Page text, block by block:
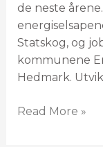
de neste
Statskog, og
kommunene
Hedmark.
Read More »